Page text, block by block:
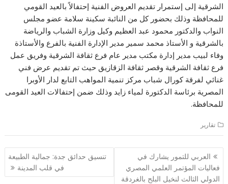
الشرقية إلى إستمرار تقديم العروض الفنية إحتفالاً بالعيد القومي
للمحافظة وذلك بحضور كل من النائبة سكينة سلامة عضو مجلس
النواب والدكتور محمود عبد العظيم وكيل وزارة الشباب والرياضة
بالشرقية و الأستاذ محمد سمير مدير الإدارة الفنية بالفرع والأستاذة
وفاء لبيب مدير إدارة مكتب مدير عام فرع ثقافة الشرقية وفريق عمل
فرع ثقافة الشرقية وقصر ثقافة الزقازيق حيث تم تقديم عرض فني
غنائي لفرقة كورال شباب مركز تنمية المواهب التابع لدار الأوبرا
المصرية برئاسة الدكتورة لمياء زايد وذلك ضمن إحتفالات العيد القومى
للمحافظة.
تقارير
تصفّح
المقالات
العربي للتمور يشارك في
فعاليات المؤتمر العلمي المصري
الدولي الثالث لنخيل البلح بالغردقة
تنسيق حدائق جدة: جمالية الطبيعة
في قلب المدينة